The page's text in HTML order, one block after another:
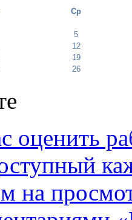
Ср
5
12
19
26
оценить
на